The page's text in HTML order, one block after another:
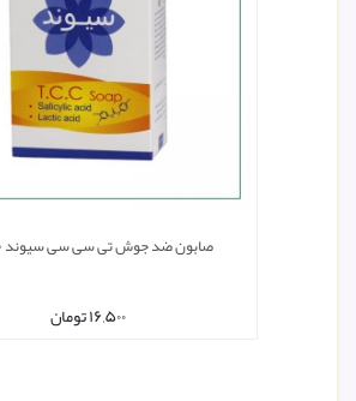
صابون ضد جوش تی سی سی سیوند ۹۰ گرم
۱۶,۵۰۰تومان